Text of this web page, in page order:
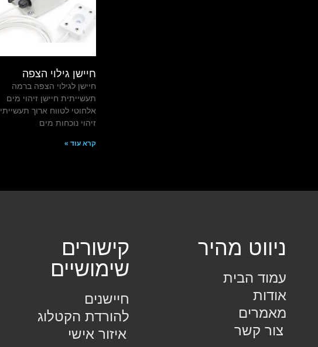
חיישן גילוי הצפה
חיישן לגילוי הצפה ברמה
תעשייתית חיישן זיהוי מים
אלחוטי לטווח ארוך תעשייתי
זיהוי נוכחות מים
קרא עוד »
ניווט מהיר
עמוד הבית
אודות
מאמרים
צור קשר
קישורים
שימושיים
חיישנים
להורדת הקטלוג
איזור אישי